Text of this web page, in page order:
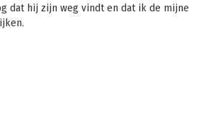
dat hij zijn weg vindt en dat ik de mijne